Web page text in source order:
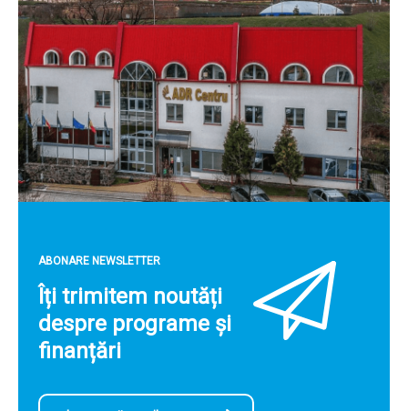
ABONARE NEWSLETTER
Îți trimitem noutăți
despre programe și
finanțări